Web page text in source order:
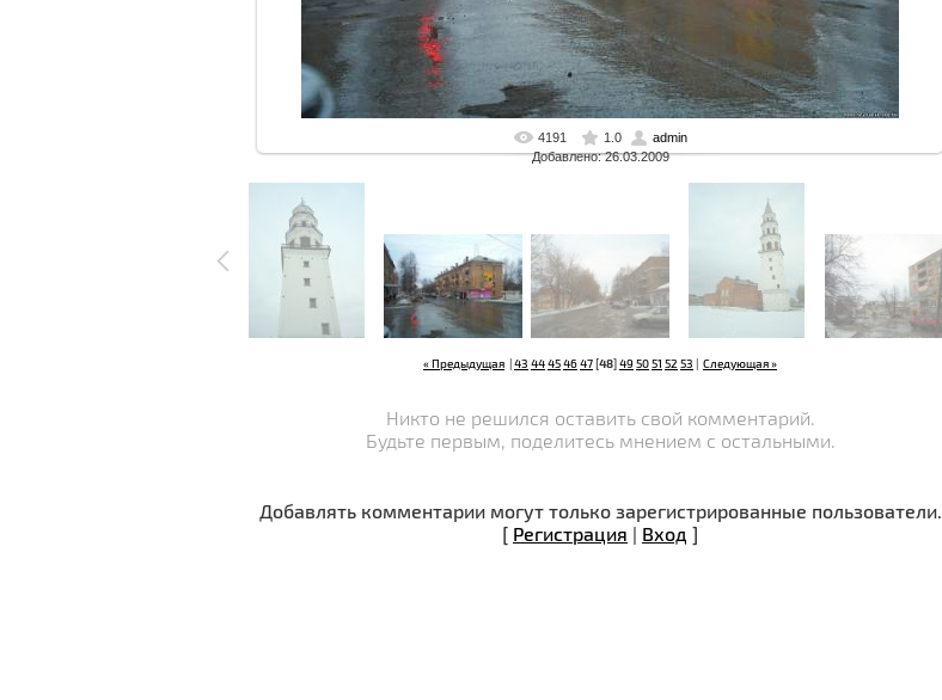
В реальном размере 1600x1200 px/ 668.3 Kb
4191 1.0
admin
Добавлено: 26.03.2009
« Предыдущая |43 44454647 [48]49 5051 52 53 | Следующая »
Никто не решился оставить свой комментарий.
Будьте первым, поделитесь мнением с остальными.
Добавлять комментарии могут только зарегистрированные пользователи.
[ Регистрация | Вход ]